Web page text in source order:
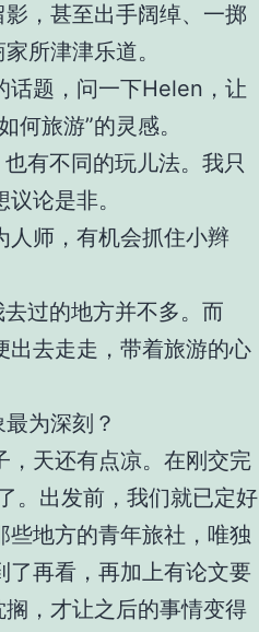
，甚至出手阔绰、一掷
所津津乐道。
话题，问一下Helen，让
何旅游”的灵感。
有不同的玩儿法。我只
论是非。
人师，有机会抓住小辫
过的地方并不多。而
出去走走，带着旅游的心
为深刻？
天还有点凉。在刚交完
。出发前，我们就已定好
些地方的青年旅社，唯独
了再看，再加上有论文要
，才让之后的事情变得